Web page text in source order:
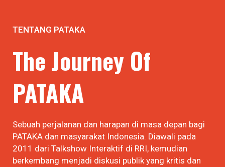
TENTANG PATAKA
The Journey Of
PATAKA
Sebuah perjalanan dan harapan di masa depan bagi
PATAKA dan masyarakat Indonesia. Diawali pada
2011 dari Talkshow Interaktif di RRI, kemudian
berkembang menjadi diskusi publik yang kritis dan